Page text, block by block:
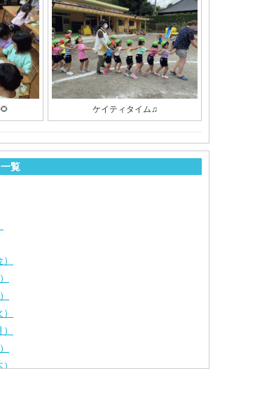
ケイティタイム♫
覧